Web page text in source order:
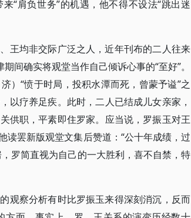
“肩负世务”的机遇，他不得不设法“跳出迷
王均非交际广泛之人，近年刊布的二人往来
间确实将观堂当作自己倾诉心事的“至好”。
）“愤于时局，投积水潭而死，曾蒙予谥”之
以疗养足疾。此时，二人已结成儿女亲家，
供职，平素即住罗家。应当说，罗振玉对王
读罢新版观堂文集后赞道：“公十年成绩，过
罗简直视为自己的一大胜利，喜不自禁，特
观察分析有时比罗振玉来得深刻消沉，反而